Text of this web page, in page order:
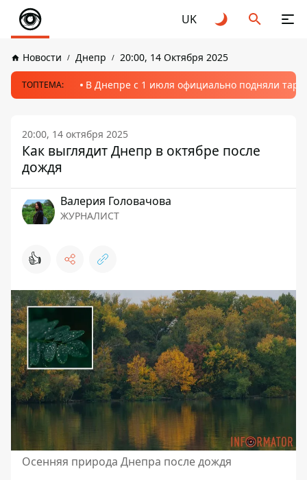
UK
Новости Днепр 20:00, 14 Октября 2025
ТОПТЕМА: В Днепре с 1 июля официально подняли
20:00, 14 октября 2025
Как выглядит Днепр в октябре после
дождя
Валерия Головачова
ЖУРНАЛИСТ
👍
Осенняя природа Днепра после дождя